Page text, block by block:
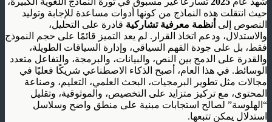
حيث انتقلت هذه النماذج من كونها أدوات مساعدة للإجابة وتوليد
النصوص إلى أنظمة معرفية تشاركية قادرة على التحليل،
والاستدلال، ودعم اتخاذ القرار. لم يعد التميز قائمًا على حجم النموذج
فقط، بل على جودة الفهم السياقي، وإدارة السياقات الطويلة،
والقدرة على الدمج بين النص، والبيانات، والبرمجة، والتفاعل متعدد
الوسائط. في هذا العام، أصبح الذكاء الاصطناعي شريكًا فعليًا في
مجالات مثل تطوير البرمجيات، البحث العلمي، التعليم، وصناعة
المحتوى، مع تركيز متزايد على التخصيص، والموثوقية، وتقليل
“الهلوسة” لصالح استجابات مبنية على منطق واضح وسلاسل
استدلال يمكن تتبعها.